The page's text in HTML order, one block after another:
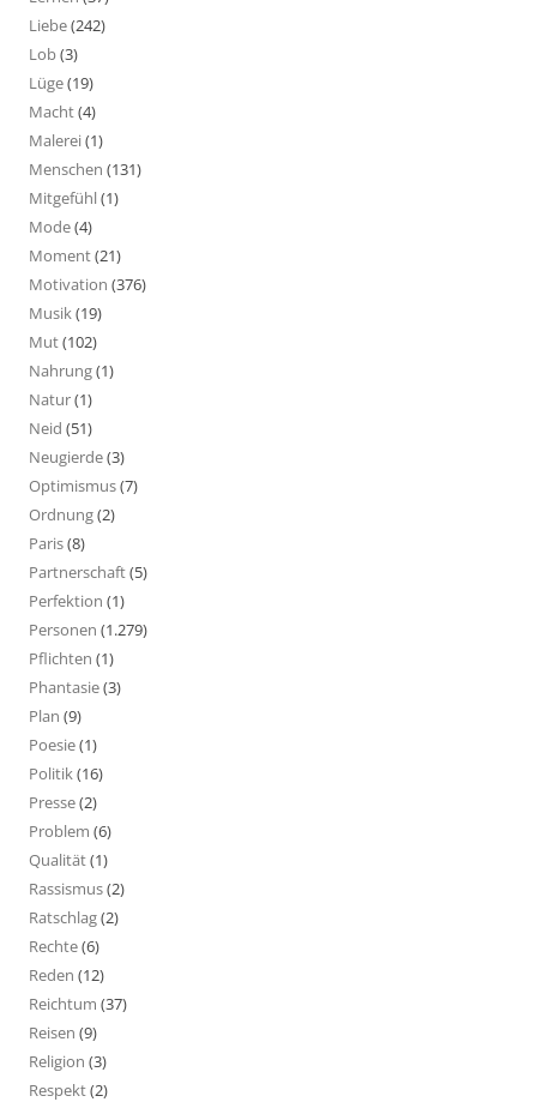
Liebe(242)
Lob(3)
Lüge(19)
Macht(4)
Malerei(1)
Menschen (131)
Mitgefühl(1)
Mode(4)
Moment(21)
Motivation (376)
Musik(19)
Mut(102)
Nahrung(1)
Natur(1)
Neid (51)
Neugierde(3)
Optimismus(7)
Ordnung(2)
Paris(8)
Partnerschaft(5)
Perfektion (1)
Personen (1.279)
Pflichten (1)
Phantasie(3)
Plan (9)
Poesie(1)
Politik(16)
Presse(2)
Problem (6)
Qualität(1)
Rassismus(2)
Ratschlag(2)
Rechte(6)
Reden (12)
Reichtum (37)
Reisen (9)
Religion (3)
Respekt(2)